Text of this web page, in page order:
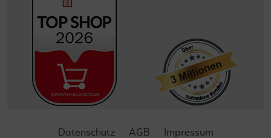
Datenschutz AGB Impressum